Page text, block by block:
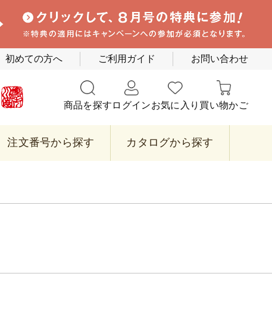
初めての方へ ご利用ガイド お問い合わせ
商品を探す ログインお気に入り 買い物かご
注文番号から探す カタログから探す